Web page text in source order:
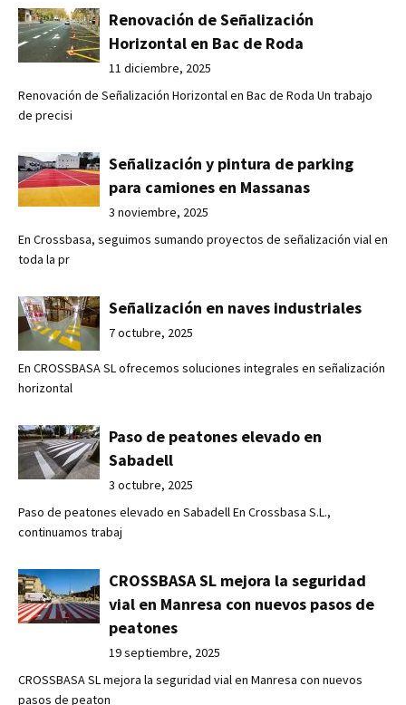
Renovación de Señalización
Horizontal en Bac de Roda
11 diciembre, 2025
Renovación de Señalización Horizontal en Bac de Roda Un trabajo
de precisi
Señalización y pintura de parking
para camiones en Massanas
3 noviembre, 2025
En Crossbasa, seguimos sumando proyectos de señalización vial en
toda la pr
Señalización en naves industriales
7 octubre, 2025
En CROSSBASA SL ofrecemos soluciones integrales en señalización
horizontal
Paso de peatones elevado en
Sabadell
3 octubre, 2025
Paso de peatones elevado en Sabadell En Crossbasa S.L.,
continuamos trabaj
CROSSBASA SL mejora la seguridad
vial en Manresa con nuevos pasos de
peatones
19 septiembre, 2025
CROSSBASA SL mejora la seguridad vial en Manresa con nuevos
pasos de peaton